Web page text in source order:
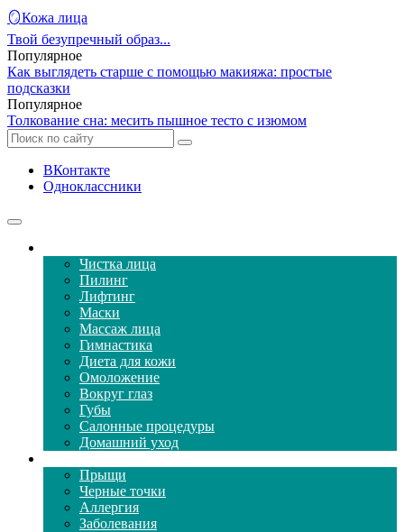
🪞Кожа лица
Твой безупречный образ...
Популярное
Как выглядеть старше с помощью макияжа: простые
подсказки
Популярное
Толкование сна: месить пышное тесто с изюмом
ВКонтакте
Одноклассники
Чистка лица
Пилинг
Лифтинг
Маски
Массаж лица
Гимнастика
Диета для кожи
Омоложение
Вокруг глаз
Губы
Салонные процедуры
Домашний уход
Прыщи
Черные точки
Аллергия
Заболевания